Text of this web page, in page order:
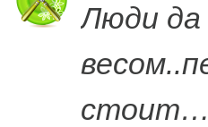
Люди да
стоит…